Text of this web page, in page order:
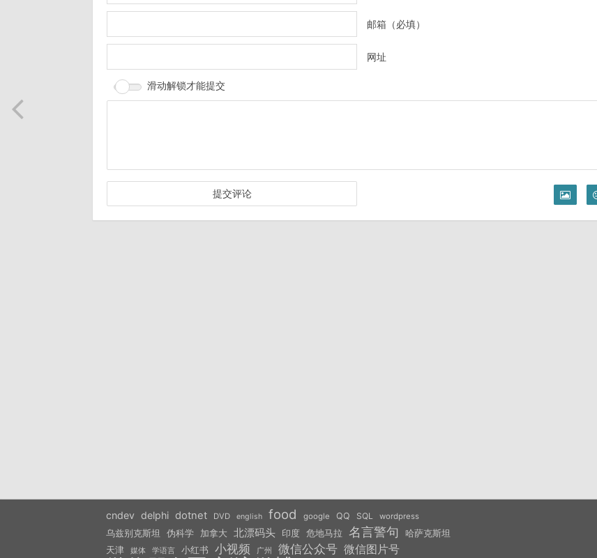
邮箱（必填）
网址
滑动解锁才能提交
cndev delphi dotnet DVD english food google QQ SQL wordpress
乌兹别克斯坦 伪科学 加拿大 北漂码头 印度 危地马拉 名言警句 哈萨克斯坦
天津 媒体 学语言 小红书 小视频 广州 微信公众号 微信图片号